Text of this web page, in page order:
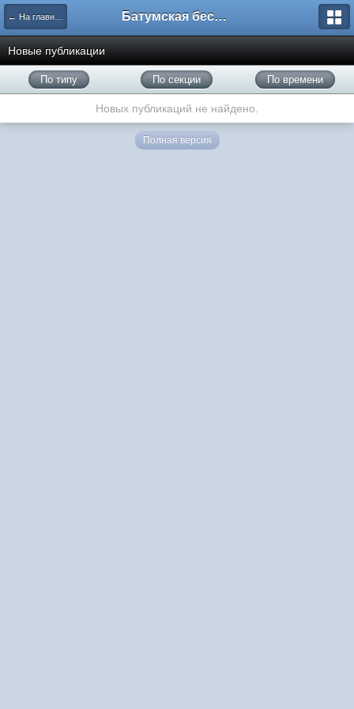
← На главную Батумская беседка
Новые публикации
По типу По секции По времени
Новых публикаций не найдено.
Полная версия